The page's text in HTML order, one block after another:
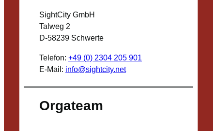
SightCity GmbH
Talweg 2
D-58239 Schwerte
Telefon: +49 (0) 2304 205 901
E-Mail: info@sightcity.net
Orgateam